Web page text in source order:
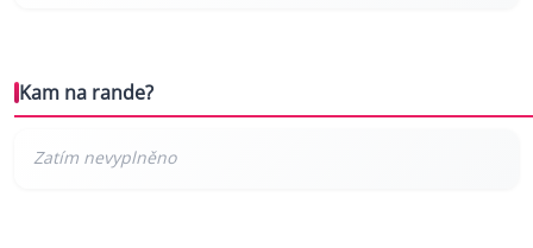
Kam na rande?